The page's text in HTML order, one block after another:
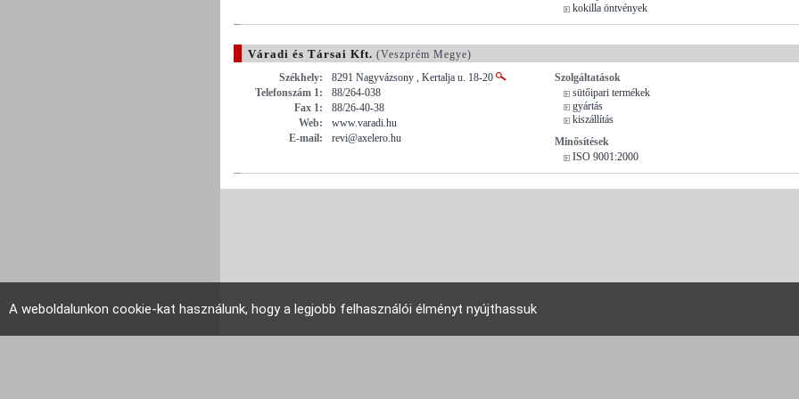
kokilla öntvények
Váradi és Társai Kft. (Veszprém Megye)
Székhely:
8291 Nagyvázsony , Kertalja u. 18-20
Telefonszám 1:
88/264-038
Fax 1:
88/26-40-38
Web:
www.varadi.hu
E-mail:
revi@axelero.hu
Szolgáltatások
sütőipari termékek
gyártás
kiszállítás
Minősítések
ISO 9001:2000
A weboldalunkon cookie-kat használunk, hogy a legjobb felhasználói élményt nyújthassuk